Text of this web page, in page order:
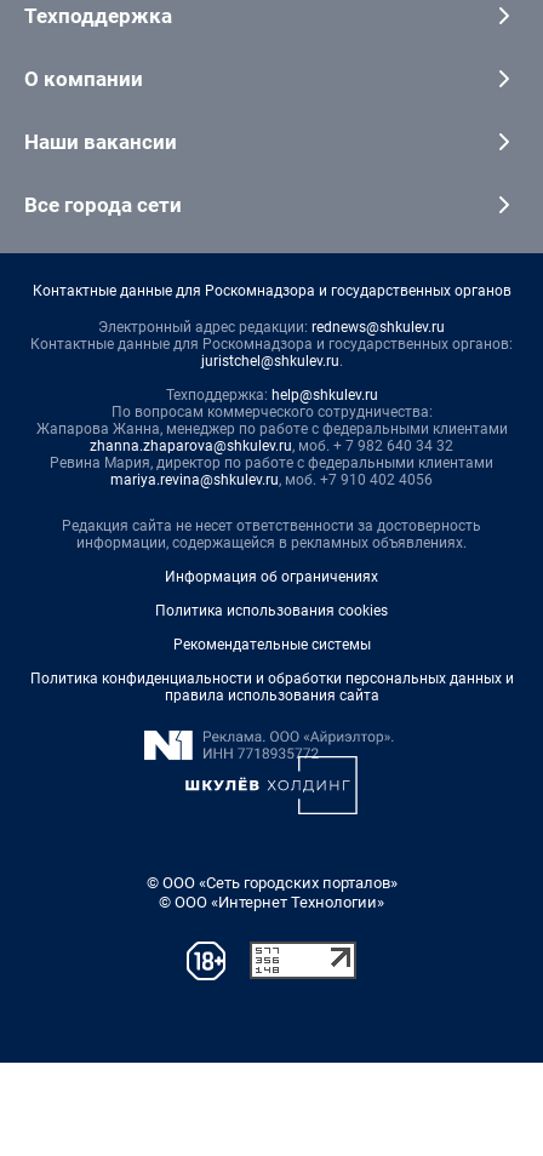
Техподдержка
О компании
Наши вакансии
Все города сети
Контактные данные для Роскомнадзора и государственных органов
Электронный адрес редакции: rednews@shkulev.ru
Контактные данные для Роскомнадзора и государственных органов:
juristchel@shkulev.ru.
Техподдержка: help@shkulev.ru
По вопросам коммерческого сотрудничества:
Жапарова Жанна, менеджер по работе с федеральными клиентами
zhanna.zhaparova@shkulev.ru, моб. + 7 982 640 34 32
Ревина Мария, директор по работе с федеральными клиентами
mariya.revina@shkulev.ru, моб. +7 910 402 4056
Редакция сайта не несет ответственности за достоверность
информации, содержащейся в рекламных объявлениях.
Информация об ограничениях
Политика использования cookies
Рекомендательные системы
Политика конфиденциальности и обработки персональных данных и
правила использования сайта
© ООО «Сеть городских порталов»
© ООО «Интернет Технологии»